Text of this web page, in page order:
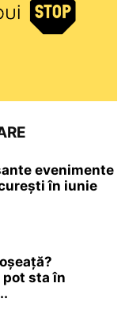
evenimente
în iunie
sta în